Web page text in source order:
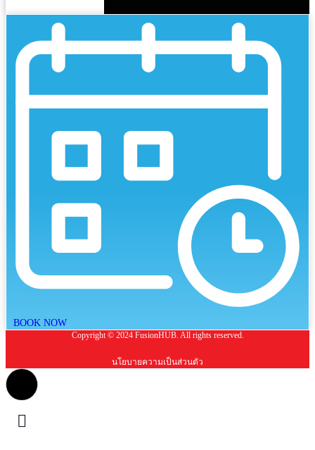
BOOK NOW
Copyright © 2024 FusionHUB. All rights reserved.
นโยบายความเป็นส่วนตัว